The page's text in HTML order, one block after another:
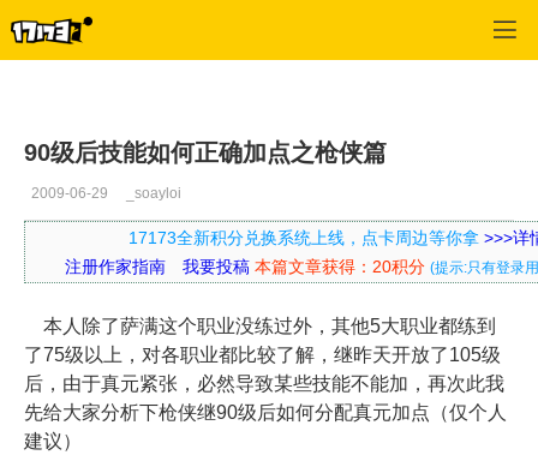
90级后技能如何正确加点之枪侠篇
2009-06-29 _soayloi
17173全新积分兑换系统上线，点卡周边等你拿 >>>详
注册作家指南
我要投稿 本篇文章获得：20积分 (提示:只有登录
本人除了萨满这个职业没练过外，其他5大职业都练到
了75级以上，对各职业都比较了解，继昨天开放了105级
后，由于真元紧张，必然导致某些技能不能加，再次此我
先给大家分析下枪侠继90级后如何分配真元加点（仅个人
建议）